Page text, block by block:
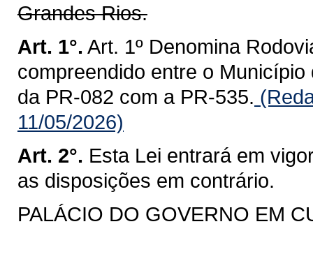
Grandes Rios.
Art. 1°. Art. 1º Denomina
compreendido entre o
da PR-082 com a PR-535.
11/05/2026)
Art. 2°. Esta Lei entrará em
as disposições em contrário.
PALÁCIO DO GOVERNO EM